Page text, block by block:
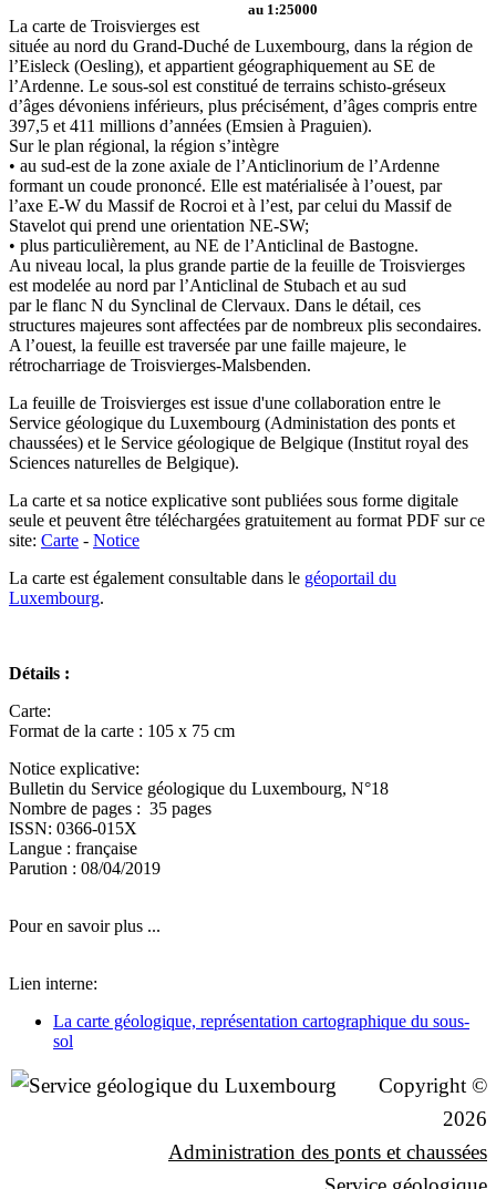
au 1:25000
La carte de Troisvierges est
située au nord du Grand-Duché de Luxembourg, dans la région de
l’Eisleck (Oesling), et appartient géographiquement au SE de
l’Ardenne. Le sous-sol est constitué de terrains schisto-gréseux
d’âges dévoniens inférieurs, plus précisément, d’âges compris entre
397,5 et 411 millions d’années (Emsien à Praguien).
Sur le plan régional, la région s’intègre
• au sud-est de la zone axiale de l’Anticlinorium de l’Ardenne
formant un coude prononcé. Elle est matérialisée à l’ouest, par
l’axe E-W du Massif de Rocroi et à l’est, par celui du Massif de
Stavelot qui prend une orientation NE-SW;
• plus particulièrement, au NE de l’Anticlinal de Bastogne.
Au niveau local, la plus grande partie de la feuille de Troisvierges
est modelée au nord par l’Anticlinal de Stubach et au sud
par le flanc N du Synclinal de Clervaux. Dans le détail, ces
structures majeures sont affectées par de nombreux plis secondaires.
A l’ouest, la feuille est traversée par une faille majeure, le
rétrocharriage de Troisvierges-Malsbenden.
La feuille de Troisvierges est issue d'une collaboration entre le
Service géologique du Luxembourg (Administation des ponts et
chaussées) et le Service géologique de Belgique (Institut royal des
Sciences naturelles de Belgique).
La carte et sa notice explicative sont publiées sous forme digitale
seule et peuvent être téléchargées gratuitement au format PDF sur ce
site: Carte - Notice
La carte est également consultable dans le géoportail du
Luxembourg.
Détails :
Carte:
Format de la carte : 105 x 75 cm
Notice explicative:
Bulletin du Service géologique du Luxembourg, N°18
Nombre de pages : 35 pages
ISSN: 0366-015X
Langue : française
Parution : 08/04/2019
Pour en savoir plus ...
Lien interne:
La carte géologique, représentation cartographique du sous-
sol
Copyright ©
2026
Administration des ponts et chaussées